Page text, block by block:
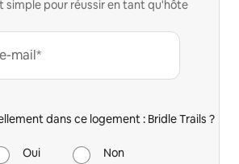
simple pour réussir en tant qu'hôte
mail*
dans ce logement : Bridle Trails ?
Oui Non